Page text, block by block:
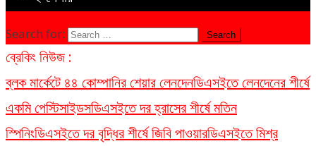
Search for:
ব্রেকিং নিউজ :
ব্লক মার্কেটে ৪৪ কোম্পানির শেয়ার লেনদেনডিএসইতে লেনদেনের শীর্ষে
একমি পেস্টিসাইডসডিএসইতে দর হ্রাসের শীর্ষে মতিন
স্পিনিংডিএসইতে দর বৃদ্ধির শীর্ষে জিবি পাওয়ারডিএসইতে মিশ্র